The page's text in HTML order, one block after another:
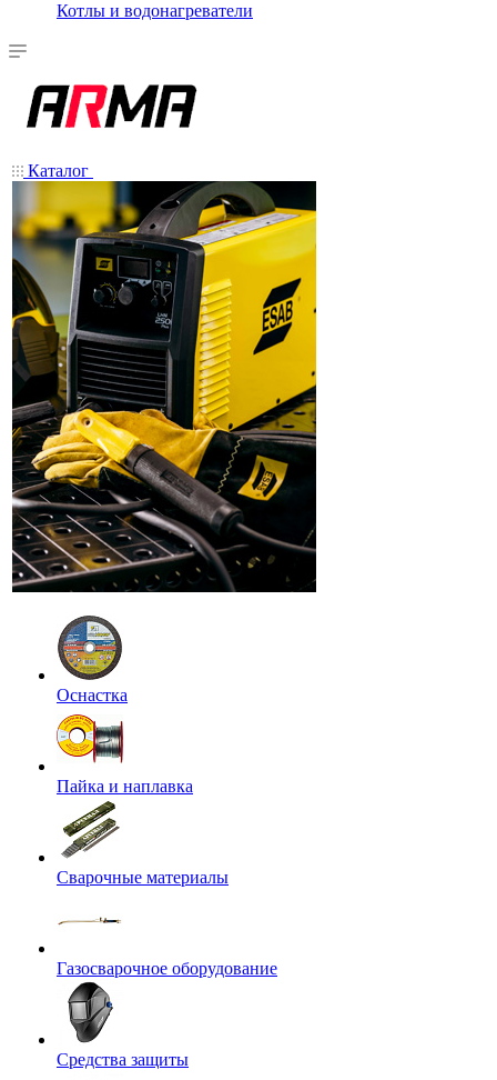
Котлы и водонагреватели
Каталог
Оснастка
Пайка и наплавка
Сварочные материалы
Газосварочное оборудование
Средства защиты